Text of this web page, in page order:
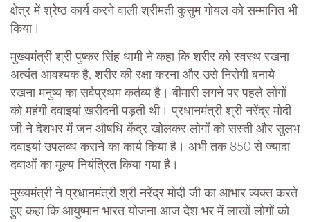
क्षेत्र में श्रेष्ठ कार्य करने वाली श्रीमती कुसुम गोयल को सम्मानित भी
किया।
मुख्यमंत्री श्री पुष्कर सिंह धामी ने कहा कि शरीर को स्वस्थ रखना
अत्यंत आवश्यक है, शरीर की रक्षा करना और उसे निरोगी बनाये
रखना मनुष्य का सर्वप्रथम कर्तव्य है। बीमारी लगने पर पहले लोगों
को महंगी दवाइयां खरीदनी पड़ती थी। प्रधानमंत्री श्री नरेंद्र मोदी
जी ने देशभर में जन औषधि केंद्र खोलकर लोगों को सस्ती और सुलभ
दवाइयां उपलब्ध कराने का कार्य किया है। अभी तक 850 से ज्यादा
दवाओं का मूल्य नियंत्रित किया गया है।
मुख्यमंत्री ने प्रधानमंत्री श्री नरेंद्र मोदी जी का आभार व्यक्त करते
हुए कहा कि आयुष्मान भारत योजना आज देश भर में लाखों लोगों को